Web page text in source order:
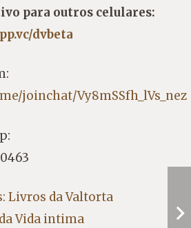
para outros celulares:
dvbeta
joinchat/Vy8mSSfh_lVs_nez
Livros da Valtorta
Vida intima